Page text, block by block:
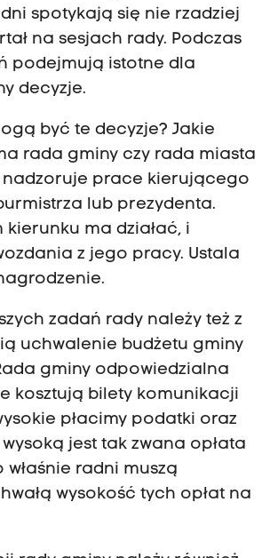
spotykają się nie rzadziej
na sesjach rady. Podczas
podejmują istotne dla
decyzje.
być te decyzje? Jakie
rada gminy czy rada miasta
prace kierującego
lub prezydenta.
kierunku ma działać, i
z jego pracy. Ustala
zadań rady należy też z
uchwalenie budżetu gminy
gminy odpowiedzialna
kosztują bilety komunikacji
płacimy podatki oraz
jest tak zwana opłata
radni muszą
wysokość tych opłat na